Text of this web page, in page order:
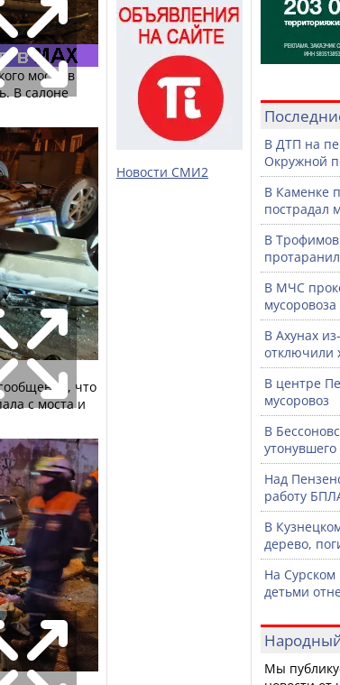
моста в
В салоне
что
с моста и
Новости СМИ2
В ДТП на
Окружной
В Каменке
пострадал
В
В МЧС
В Ахунах
отключили
В центре
мусоровоз
В
Над
работу
В
дерево,
На
детьми
Мы